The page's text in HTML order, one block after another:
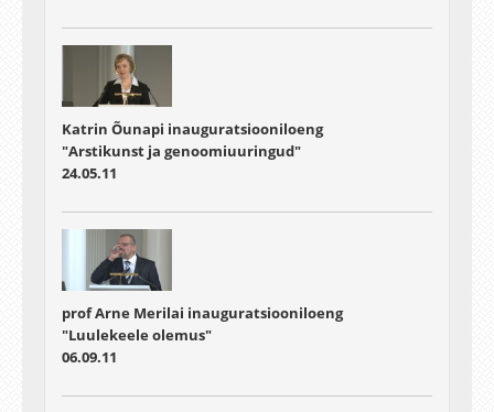
Katrin Õunapi inauguratsiooniloeng
"Arstikunst ja genoomiuuringud"
24.05.11
prof Arne Merilai inauguratsiooniloeng
"Luulekeele olemus"
06.09.11